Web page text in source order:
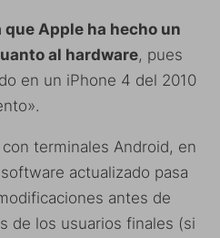
que Apple ha hecho un
al hardware, pues
en un iPhone 4 del 2010
terminales Android, en
actualizado pasa
antes de
de los usuarios finales (si